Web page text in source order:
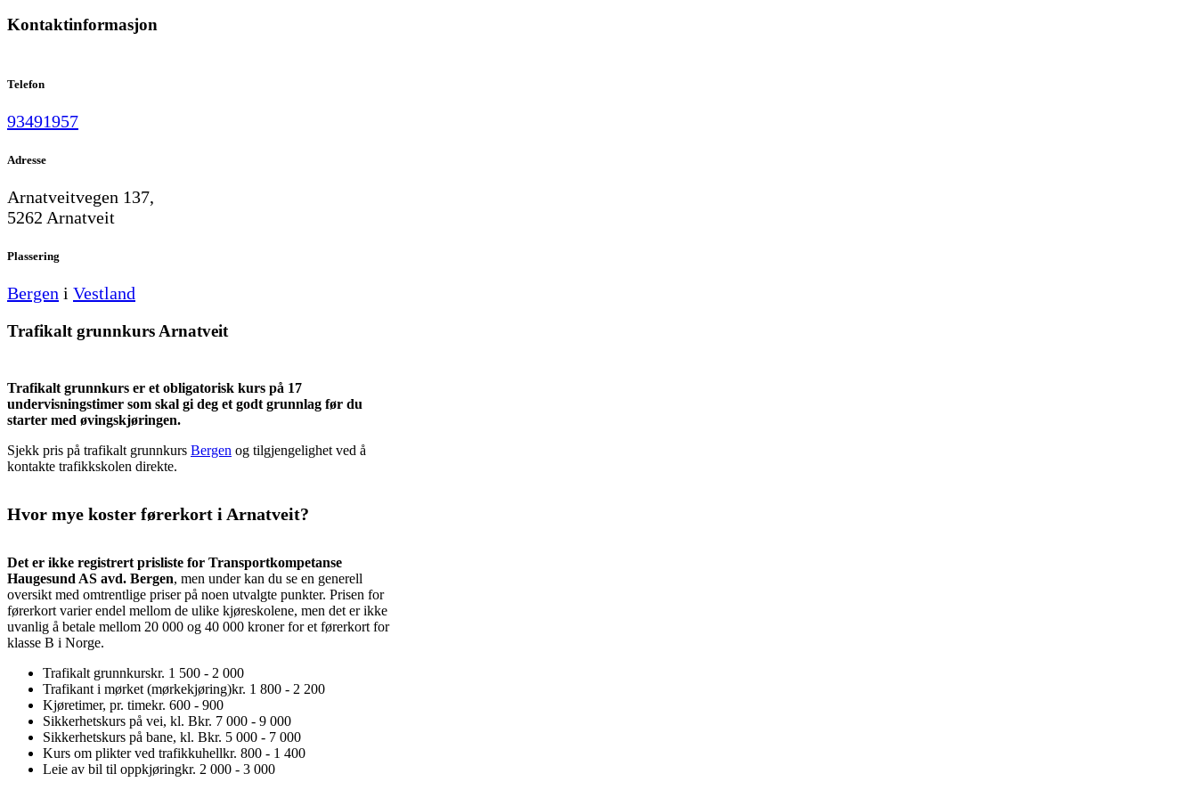
Kontaktinformasjon
Telefon
93491957
Adresse
Arnatveitvegen 137,
5262 Arnatveit
Plassering
Bergen i Vestland
Trafikalt grunnkurs Arnatveit
Trafikalt grunnkurs er et obligatorisk kurs på 17
undervisningstimer som skal gi deg et godt grunnlag før du
starter med øvingskjøringen.
Sjekk pris på trafikalt grunnkurs Bergen og tilgjengelighet ved å
kontakte trafikkskolen direkte.
Hvor mye koster førerkort i Arnatveit?
Det er ikke registrert prisliste for Transportkompetanse
Haugesund AS avd. Bergen, men under kan du se en generell
oversikt med omtrentlige priser på noen utvalgte punkter. Prisen for
førerkort varier endel mellom de ulike kjøreskolene, men det er ikke
uvanlig å betale mellom 20 000 og 40 000 kroner for et førerkort for
klasse B i Norge.
Trafikalt grunnkurskr. 1 500 - 2 000
Trafikant i mørket (mørkekjøring)kr. 1 800 - 2 200
Kjøretimer, pr. timekr. 600 - 900
Sikkerhetskurs på vei, kl. Bkr. 7 000 - 9 000
Sikkerhetskurs på bane, kl. Bkr. 5 000 - 7 000
Kurs om plikter ved trafikkuhellkr. 800 - 1 400
Leie av bil til oppkjøringkr. 2 000 - 3 000